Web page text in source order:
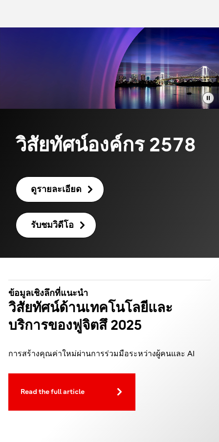
วิสัยทัศน์องค์กร 2578
ดูรายละเอียด
รับชมวิดีโอ
ข้อมูลเชิงลึกที่แนะนำ
วิสัยทัศน์ด้านเทคโนโลยีและ
บริการของฟูจิตสึ 2025
การสร้างคุณค่าใหม่ผ่านการร่วมมือระหว่างผู้คนและ AI
Read the full article